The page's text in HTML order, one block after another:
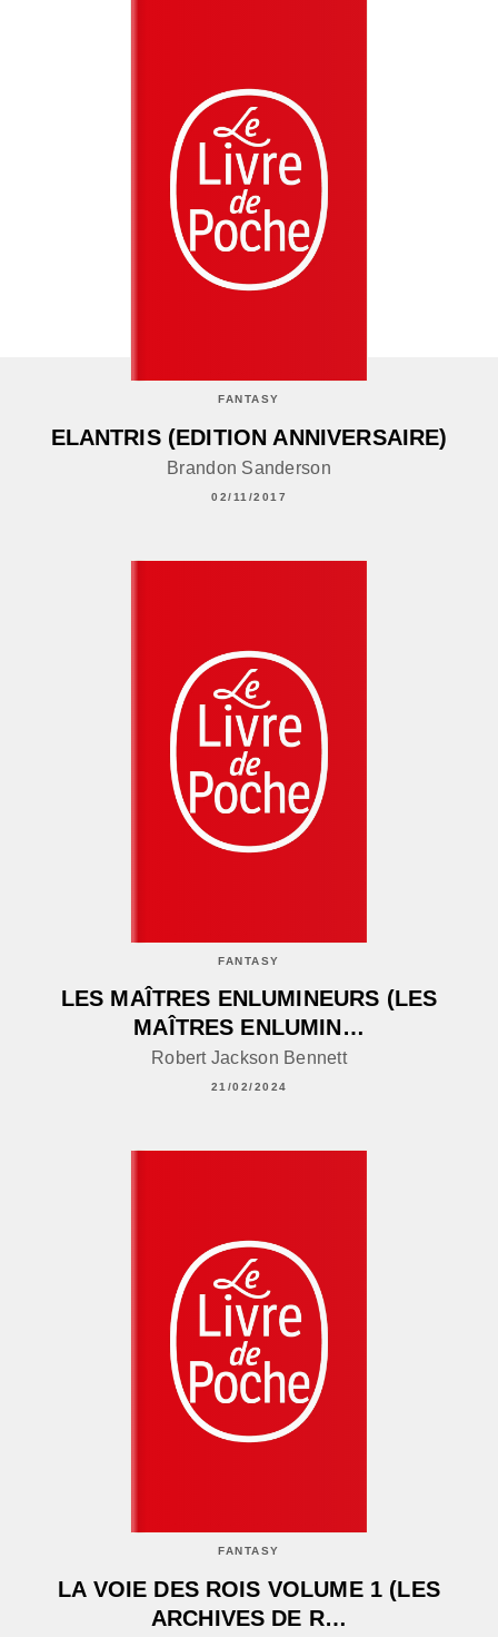
FANTASY
ELANTRIS (EDITION ANNIVERSAIRE)
Brandon Sanderson
02/11/2017
FANTASY
LES MAÎTRES ENLUMINEURS (LES
MAÎTRES ENLUMIN…
Robert Jackson Bennett
21/02/2024
FANTASY
LA VOIE DES ROIS VOLUME 1 (LES
ARCHIVES DE R…